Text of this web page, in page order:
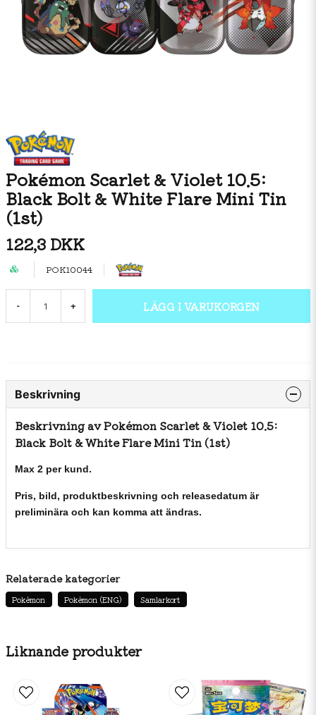
Pokémon Scarlet & Violet 10.5:
Black Bolt & White Flare Mini Tin
(1st)
122,3 DKK
POK10044
- + LÄGG I VARUKORGEN
Liknande produkter
Beskrivning
Beskrivning av Pokémon Scarlet & Violet 10.5:
Black Bolt & White Flare Mini Tin (1st)
Max 2 per kund.
Pris, bild, produktbeskrivning och releasedatum är
preliminära och kan komma att ändras.
Relaterade kategorier
Pokémon Pokémon (ENG) Samlarkort